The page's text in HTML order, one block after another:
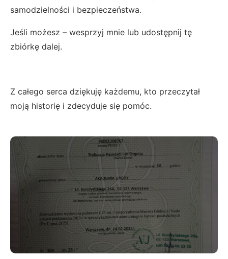
samodzielności i bezpieczeństwa.
Jeśli możesz – wesprzyj mnie lub udostępnij tę
zbiórkę dalej.
Z całego serca dziękuję każdemu, kto przeczytał
moją historię i zdecyduje się pomóc.